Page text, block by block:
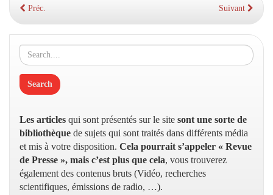
Préc. Suivant
Les articles qui sont présentés sur le site sont une sorte de
bibliothèque de sujets qui sont traités dans différents média
et mis à votre disposition. Cela pourrait s’appeler « Revue
de Presse », mais c’est plus que cela, vous trouverez
également des contenus bruts (Vidéo, recherches
scientifiques, émissions de radio, …).